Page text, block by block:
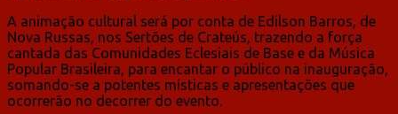
A animação cultural será por conta de Edilson Barros, de
Nova Russas, nos Sertões de Crateús, trazendo a força
cantada das Comunidades Eclesiais de Base e da Música
Popular Brasileira, para encantar o público na inauguração,
somando-se a potentes místicas e apresentações que
ocorrerão no decorrer do evento.